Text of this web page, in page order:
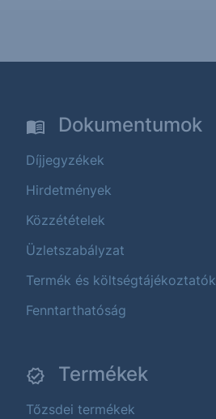
Dokumentumok
Díjjegyzékek
Hirdetmények
Közzétételek
Üzletszabályzat
Termék és költségtájékoztatók
Fenntarthatóság
Termékek
Tőzsdei termékek